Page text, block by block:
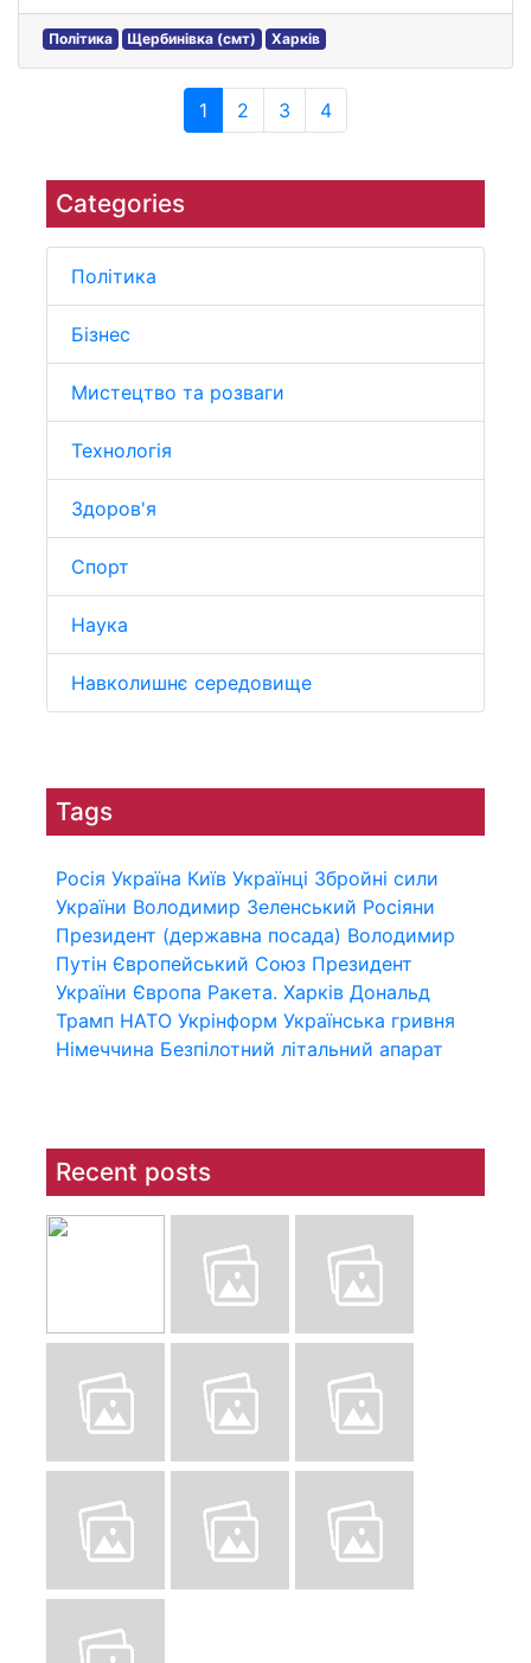
Categories
Політика
Бізнес
Мистецтво та розваги
Технологія
Здоров'я
Спорт
Наука
Навколишнє середовище
Tags
Росія Україна Київ Українці Збройні сили
України Володимир Зеленський Росіяни
Президент (державна посада) Володимир
Путін Європейський Союз Президент
України Європа Ракета. Харків Дональд
Трамп НАТО Укрінформ Українська гривня
Німеччина Безпілотний літальний апарат
Recent posts
Політика Щербинівка (смт) Харків
1 2 3 4